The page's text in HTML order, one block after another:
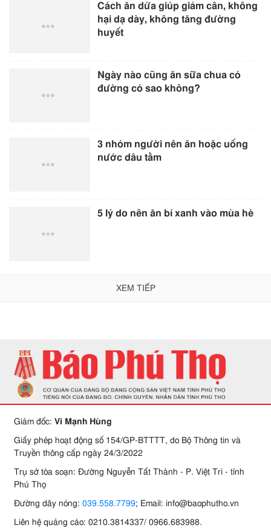
Cách ăn dứa giúp giảm cân, không
hại dạ dày, không tăng đường
huyết
Ngày nào cũng ăn sữa chua có
đường có sao không?
3 nhóm người nên ăn hoặc uống
nước dâu tằm
5 lý do nên ăn bí xanh vào mùa hè
XEM TIẾP
Giám đốc: Vi Mạnh Hùng
Giấy phép hoạt động số 154/GP-BTTTT, do Bộ Thông tin và
Truyền thông cấp ngày 24/3/2022
Trụ sở tòa soạn: Đường Nguyễn Tất Thành - P. Việt Trì - tỉnh
Phú Thọ
Đường dây nóng: 039.558.7799; Email: info@baophutho.vn
Liên hệ quảng cáo: 0210.3814337/ 0966.683988.